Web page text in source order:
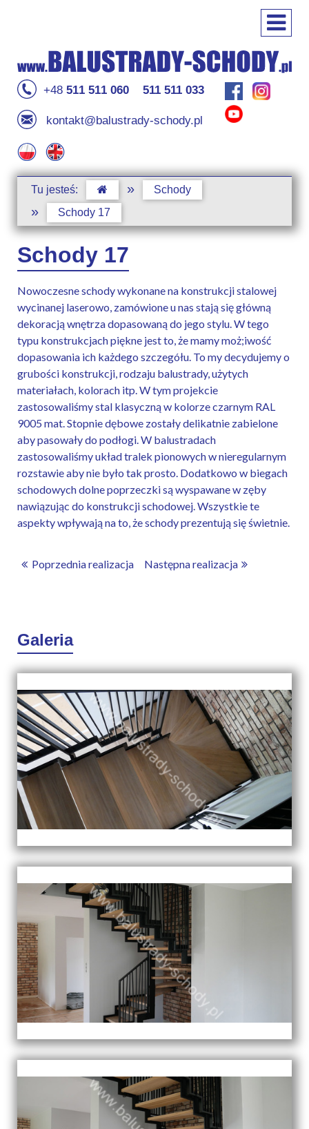
+48 511 511 060 511 511 033
kontakt@balustrady-schody.pl
Tu jesteś: » Schody
» Schody 17
Schody 17
Nowoczesne schody wykonane na konstrukcji stalowej
wycinanej laserowo, zamówione u nas stają się główną
dekoracją wnętrza dopasowaną do jego stylu. W tego
typu konstrukcjach piękne jest to, że mamy moż;iwość
dopasowania ich każdego szczegółu. To my decydujemy o
grubości konstrukcji, rodzaju balustrady, użytych
materiałach, kolorach itp. W tym projekcie
zastosowaliśmy stal klasyczną w kolorze czarnym RAL
9005 mat. Stopnie dębowe zostały delikatnie zabielone
aby pasowały do podłogi. W balustradach
zastosowaliśmy układ tralek pionowych w nieregularnym
rozstawie aby nie było tak prosto. Dodatkowo w biegach
schodowych dolne poprzeczki są wyspawane w zęby
nawiązując do konstrukcji schodowej. Wszystkie te
aspekty wpływają na to, że schody prezentują się świetnie.
Poprzednia realizacja Następna realizacja
Galeria